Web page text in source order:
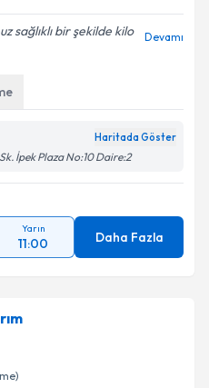
ilişkin
kabul ediyorum.
Gönder
sağlıklı bir şekilde kilo
Devamı
Haritada Göster
İpek Plaza No:10 Daire:2
Yarın
11:00 Daha Fazla